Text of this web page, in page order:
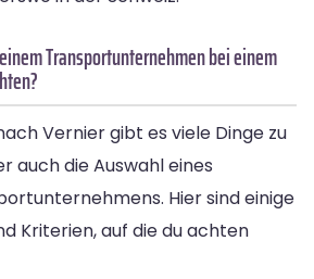
Transportunternehmen bei einem
Vernier gibt es viele Dinge zu
auch die Auswahl eines
Hier sind einige
Kriterien, auf die du achten